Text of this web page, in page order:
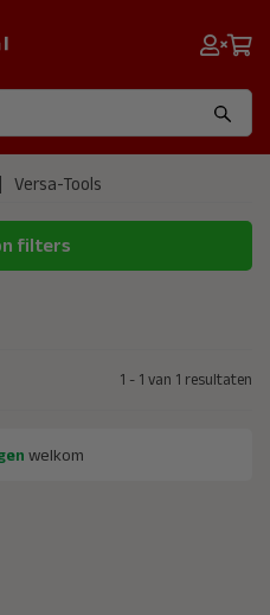
Versa-Tools
filters
1 - 1 van 1 resultaten
welkom